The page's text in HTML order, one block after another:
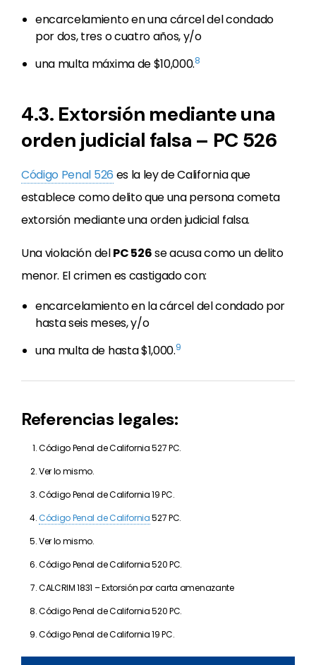
encarcelamiento en una cárcel del condado
por dos, tres o cuatro años, y/o
una multa máxima de $10,000.8
4.3. Extorsión mediante una
orden judicial falsa – PC 526
Código Penal 526 es la ley de California que
establece como delito que una persona cometa
extorsión mediante una orden judicial falsa.
Una violación delPC 526se acusa como un delito
menor. El crimen es castigado con:
encarcelamiento en la cárcel del condado por
hasta seis meses, y/o
una multa de hasta $1,000.9
Referencias legales:
Código Penal de California 527 PC.
Ver lo mismo.
Código Penal de California 19 PC.
Código Penal de California527 PC.
Ver lo mismo.
Código Penal de California 520 PC.
CALCRIM 1831 – Extorsión por carta amenazante
Código Penal de California 520 PC.
Código Penal de California 19 PC.